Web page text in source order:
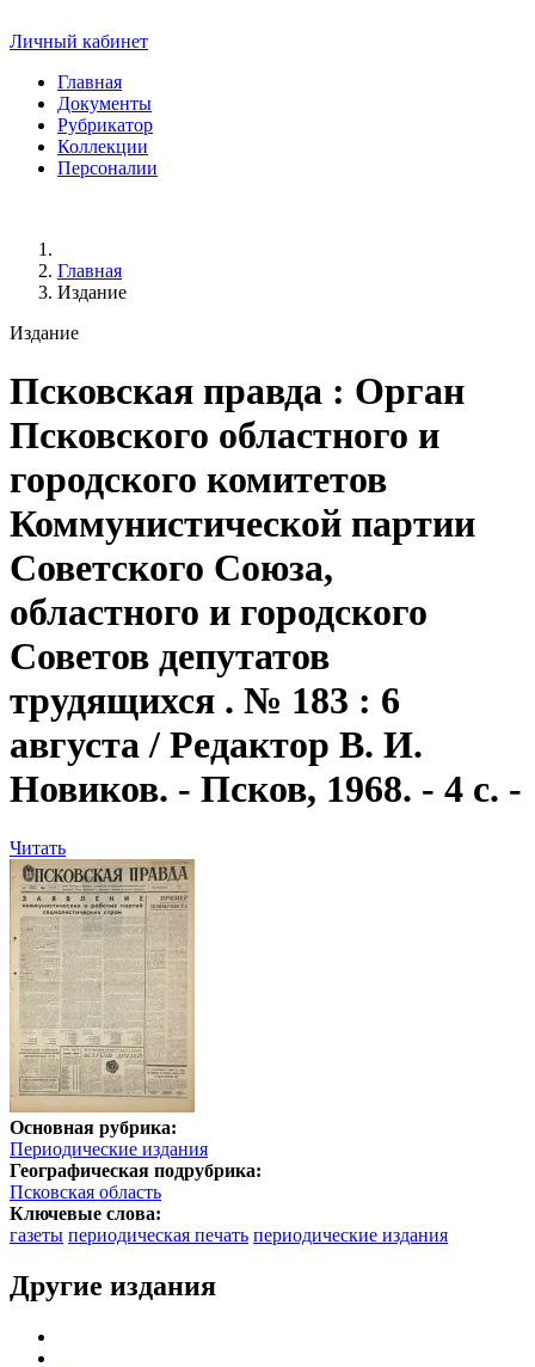
Личный кабинет
Главная
Документы
Рубрикатор
Коллекции
Персоналии
Главная
Издание
Издание
Псковская правда : Орган
Псковского областного и
городского комитетов
Коммунистической партии
Советского Союза,
областного и городского
Советов депутатов
трудящихся . № 183 : 6
августа / Редактор В. И.
Новиков. - Псков, 1968. - 4 с. -
Читать
Основная рубрика:
Периодические издания
Географическая подрубрика:
Псковская область
Ключевые слова:
газеты периодическая печать периодические издания
Другие издания